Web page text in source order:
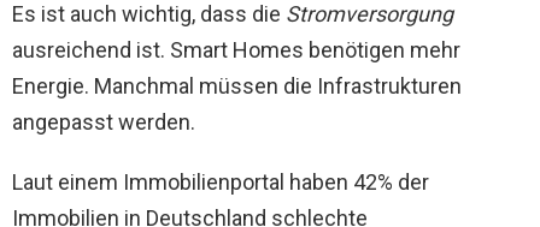
Es ist auch wichtig, dass die Stromversorgung
ausreichend ist. Smart Homes benötigen mehr
Energie. Manchmal müssen die Infrastrukturen
angepasst werden.
Laut einem Immobilienportal haben 42% der
Immobilien in Deutschland schlechte